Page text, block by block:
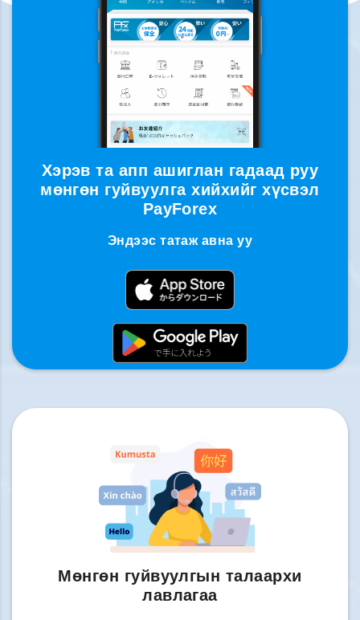
Хэрэв та апп ашиглан гадаад руу
мөнгөн гуйвуулга хийхийг хүсвэл
PayForex
Эндээс татаж авна уу
Мөнгөн гуйвуулгын талаархи
лавлагаа